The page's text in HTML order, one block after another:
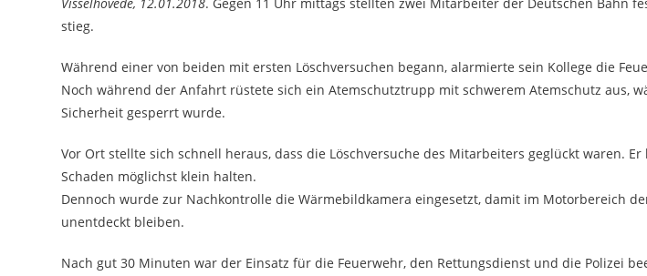
stieg.
Während einer von beiden mit ersten Löschversuchen begann, alarmierte sein Kollege die
Noch während der Anfahrt rüstete sich ein Atemschutztrupp mit schwerem Atemschutz aus,
Sicherheit gesperrt wurde.
Vor Ort stellte sich schnell heraus, dass die Löschversuche des Mitarbeiters geglückt waren.
Schaden möglichst klein halten.
Dennoch wurde zur Nachkontrolle die Wärmebildkamera eingesetzt, damit im Motorbereich
unentdeckt bleiben.
Nach gut 30 Minuten war der Einsatz für die Feuerwehr, den Rettungsdienst und die Polizei